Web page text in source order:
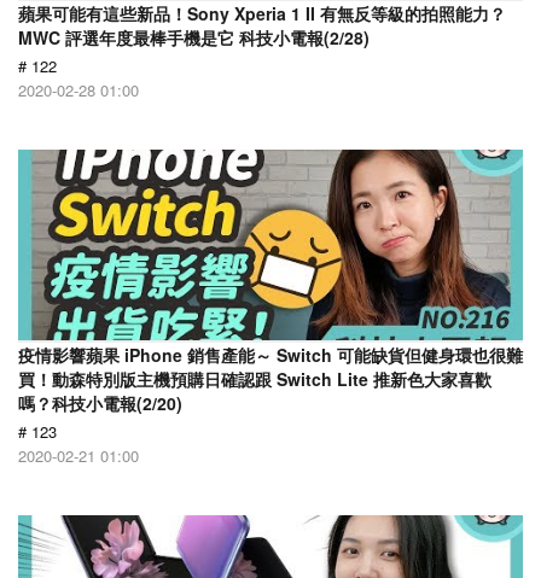
蘋果可能有這些新品！Sony Xperia 1 II 有無反等級的拍照能力？
MWC 評選年度最棒手機是它 科技小電報(2/28)
# 122
2020-02-28 01:00
疫情影響蘋果 iPhone 銷售產能～ Switch 可能缺貨但健身環也很難
買！動森特別版主機預購日確認跟 Switch Lite 推新色大家喜歡
嗎？科技小電報(2/20)
# 123
2020-02-21 01:00